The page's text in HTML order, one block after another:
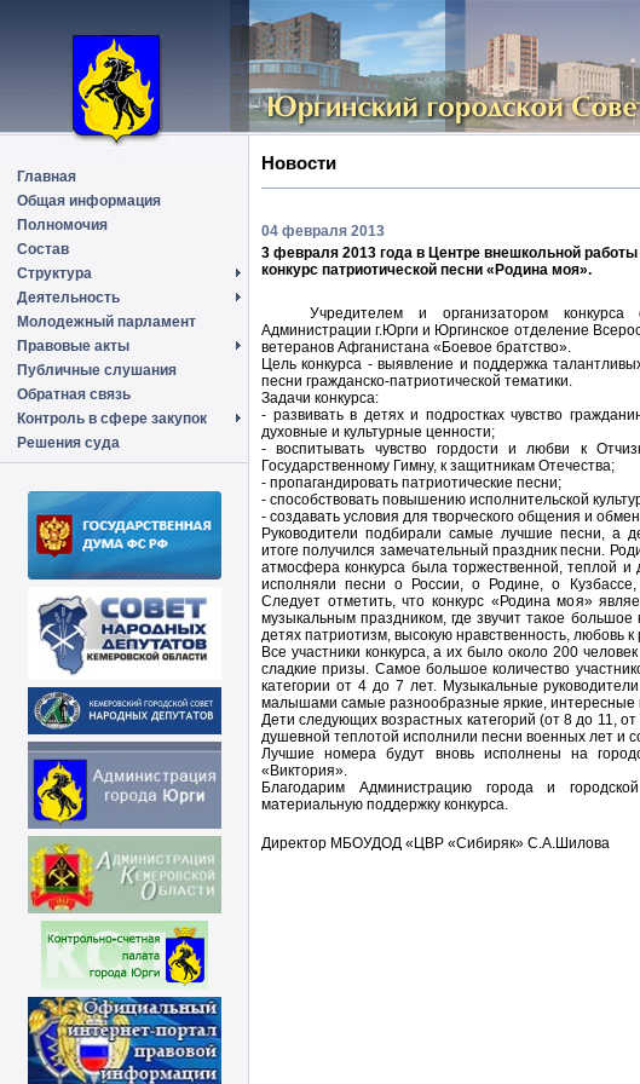
Главная
Общая информация
Полномочия
Состав
Структура
Деятельность
Молодежный парламент
Правовые акты
Публичные слушания
Обратная связь
Контроль в сфере закупок
Решения суда
Новости
04 февраля 2013
3 февраля 2013 года в Центре внешкольной
конкурс патриотической песни «Родина моя».
Учредителем и организатором конкурса
Администрации г.Юрги и Юргинское отделение
ветеранов Афганистана «Боевое братство».
Цель конкурса - выявление и поддержка
песни гражданско-патриотической тематики.
Задачи конкурса:
- развивать в детях и подростках чувство
духовные и культурные ценности;
- воспитывать чувство гордости и любви к
Государственному Гимну, к защитникам Отечества;
- пропагандировать патриотические песни;
- способствовать повышению исполнительской
- создавать условия для творческого общения и
Руководители подбирали самые лучшие песни, а
итоге получился замечательный праздник песни.
атмосфера конкурса была торжественной, теплой
исполняли песни о России, о Родине, о
Следует отметить, что конкурс «Родина моя»
музыкальным праздником, где звучит такое
детях патриотизм, высокую нравственность, любовь
Все участники конкурса, а их было около 200
сладкие призы. Самое большое количество
категории от 4 до 7 лет. Музыкальные
малышами самые разнообразные яркие, интересные
Дети следующих возрастных категорий (от 8 до 11,
душевной теплотой исполнили песни военных лет и
Лучшие номера будут вновь исполнены на
«Виктория».
Благодарим Администрацию города и
материальную поддержку конкурса.
Директор МБОУДОД «ЦВР «Сибиряк» С.А.Шилова